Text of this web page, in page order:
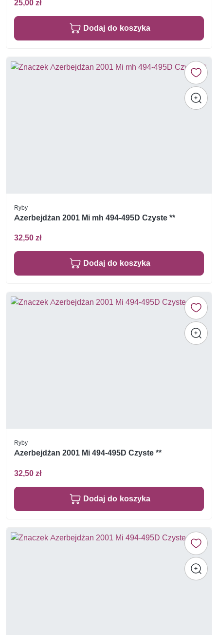
25,00 zł
Dodaj do koszyka
Ryby
Azerbejdżan 2001 Mi mh 494-495D Czyste **
32,50 zł
Dodaj do koszyka
Ryby
Azerbejdżan 2001 Mi 494-495D Czyste **
32,50 zł
Dodaj do koszyka